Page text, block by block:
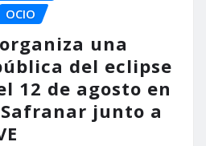
OCIO
una
del eclipse
12 de agosto en
junto a